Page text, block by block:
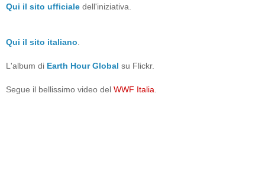
Qui il sito ufficiale dell'iniziativa.
Qui il sito italiano
L'album di Earth Hour Global su Flickr.
Segue il bellissimo video del WWF Italia